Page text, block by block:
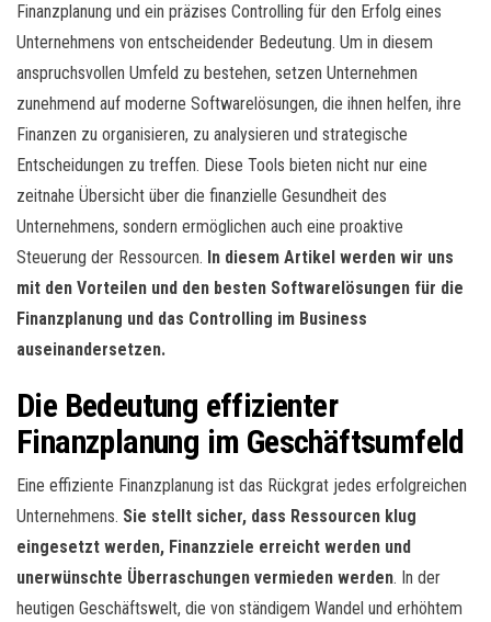
Finanzplanung und ein präzises Controlling für den Erfolg eines
Unternehmens von entscheidender Bedeutung. Um in diesem
anspruchsvollen Umfeld zu bestehen, setzen Unternehmen
zunehmend auf moderne Softwarelösungen, die ihnen helfen, ihre
Finanzen zu organisieren, zu analysieren und strategische
Entscheidungen zu treffen. Diese Tools bieten nicht nur eine
zeitnahe Übersicht über die finanzielle Gesundheit des
Unternehmens, sondern ermöglichen auch eine proaktive
Steuerung der Ressourcen. In diesem Artikel werden wir uns
mit den Vorteilen und den besten Softwarelösungen für die
Finanzplanung und das Controlling im Business
auseinandersetzen.
Die Bedeutung effizienter
Finanzplanung im Geschäftsumfeld
Eine effiziente Finanzplanung ist das Rückgrat jedes erfolgreichen
Unternehmens. Sie stellt sicher, dass Ressourcen klug
eingesetzt werden, Finanzziele erreicht werden und
unerwünschte Überraschungen vermieden werden. In der
heutigen Geschäftswelt, die von ständigem Wandel und erhöhtem